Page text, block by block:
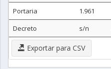
Portaria
1.961
Decreto
s/n
Exportar para CSV